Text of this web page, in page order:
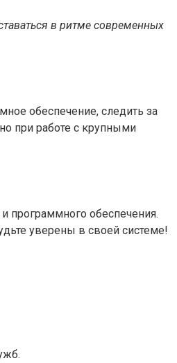
в ритме современных
обеспечение, следить за
при работе с крупными
программного обеспечения.
уверены в своей системе!